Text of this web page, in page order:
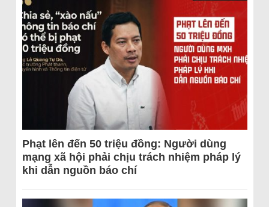
Phạt lên đến 50 triệu đồng: Người dùng
mạng xã hội phải chịu trách nhiệm pháp lý
khi dẫn nguồn báo chí